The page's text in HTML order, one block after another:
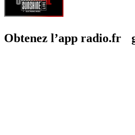
Obtenez l’app radio.fr